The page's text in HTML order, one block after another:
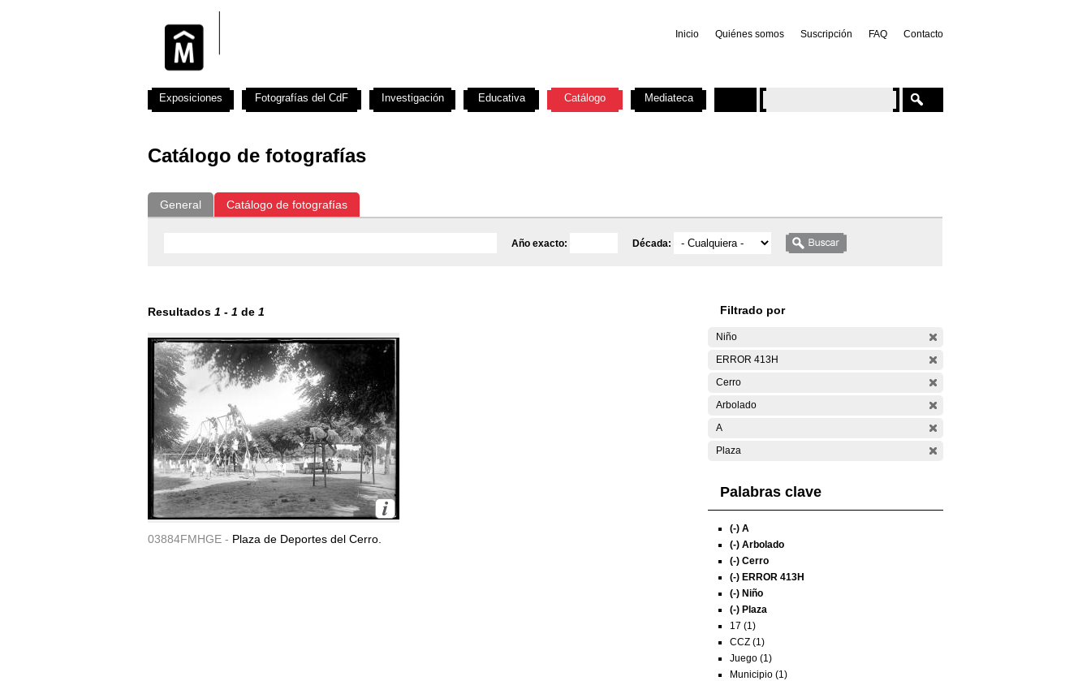
Inicio Quiénes somos Suscripción FAQ Contacto
Catálogo de fotografías
General Catálogo de fotografías
Año exacto: Década:
Resultados 1 - 1 de 1
03884FMHGE - Plaza de Deportes del Cerro.
Filtrado por
Niño
ERROR 413H
Cerro
Arbolado
A
Plaza
Palabras clave
(-) A
(-) Arbolado
(-) Cerro
(-) ERROR 413H
(-) Niño
(-) Plaza
17 (1)
CCZ (1)
Juego (1)
Municipio (1)
Exposiciones Fotografías del CdF Investigación Educativa Catálogo Mediateca